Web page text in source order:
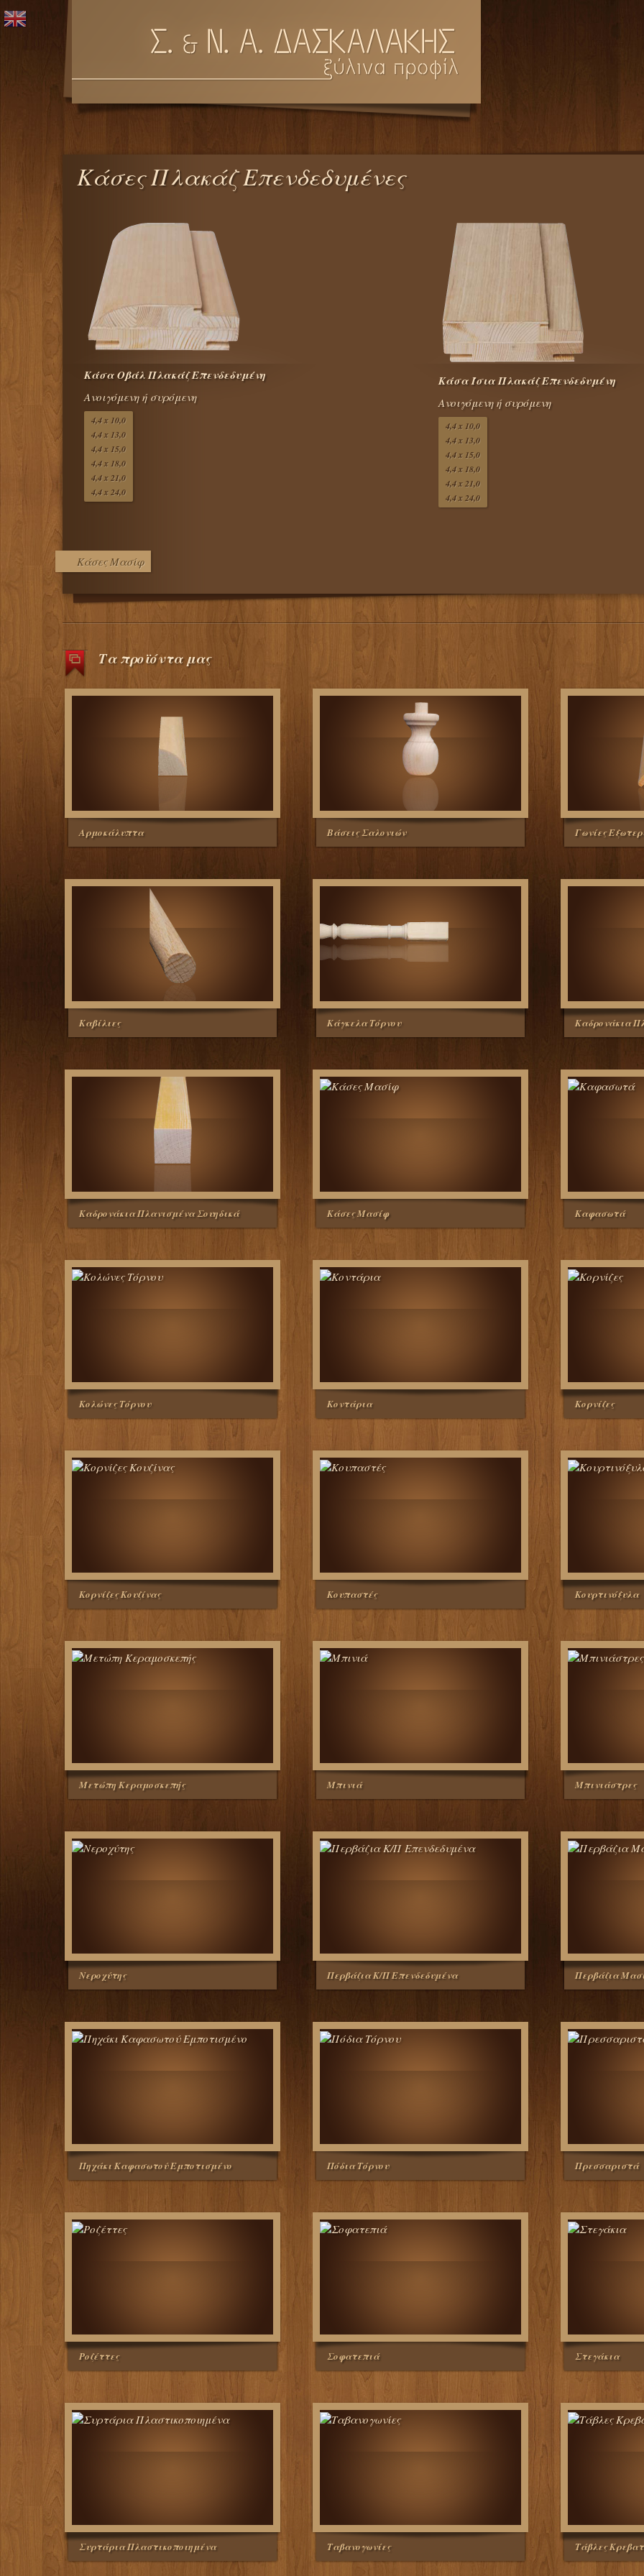
Κάσες Πλακάζ Επενδεδυμένες
Κάσα Οβάλ Πλακάζ Επενδεδυμένη
Ανοιγόμενη ή συρόμενη
4,4 x 10,0
4,4 x 13,0
4,4 x 15,0
4,4 x 18,0
4,4 x 21,0
4,4 x 24,0
Κάσα Ίσια Πλακάζ Επενδεδυμένη
Ανοιγόμενη ή συρόμενη
4,4 x 10,0
4,4 x 13,0
4,4 x 15,0
4,4 x 18,0
4,4 x 21,0
4,4 x 24,0
Κάσες Μασίφ
Τα προϊόντα μας
Αρμοκάλυπτα Βάσεις Σαλονιών Γωνίες
Καβίλιες Κάγκελα Τόρνου Καδρονάκια
Καδρονάκια Πλανισμένα Σουηδικά Κάσες Μασίφ Καφασωτά
Κολώνες Τόρνου Κοντάρια Κορνίζες
Κορνίζες Κουζίνας Κουπαστές Κουρτινόξυλα
Μετώπη Κεραμοσκεπής Μπινιά Μπινιάστρες
Νεροχύτης Περβάζια Κ/Π Επενδεδυμένα Περβάζια
Πηχάκι Καφασωτού Εμποτισμένο Πόδια Τόρνου Πρεσσαριστά
Ροζέττες Σοφατεπιά Στεγάκια
Συρτάρια Πλαστικοποιημένα Ταβανογωνίες Τάβλες